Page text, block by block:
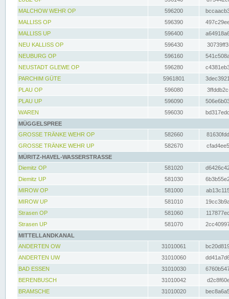
MALCHOW WEHR OP
596200
MALLISS OP
596390
MALLISS UP
596400
NEU KALLISS OP
596430
NEUBURG OP
596160
NEUSTADT GLEWE OP
596280
PARCHIM GÜTE
5961801
PLAU OP
596080
PLAU UP
596090
WAREN
596030
MÜGGELSPREE
GROSSE TRÄNKE WEHR OP
582660
GROSSE TRÄNKE WEHR UP
582670
MÜRITZ-HAVEL-WASSERSTRASSE
Diemitz OP
581020
Diemitz UP
581030
MIROW OP
581000
MIROW UP
581010
Strasen OP
581060
Strasen UP
581070
MITTELLANDKANAL
ANDERTEN OW
31010061
ANDERTEN UW
31010060
BAD ESSEN
31010030
BERENBUSCH
31010042
BRAMSCHE
31010020